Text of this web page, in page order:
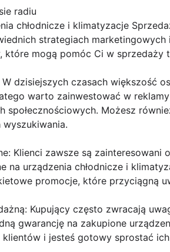
radiu
chłodnicze i klimatyzacje
strategiach
które mogą pomóc Ci w sprzedaży
dzisiejszych czasach większość
warto zainwestować w
społecznościowych. Możesz
Klienci zawsze są zainteresowani
urządzenia chłodnicze i
promocje, które przyciągną
Kupujący często zwracają
gwarancję na zakupione
i jesteś gotowy sprostać